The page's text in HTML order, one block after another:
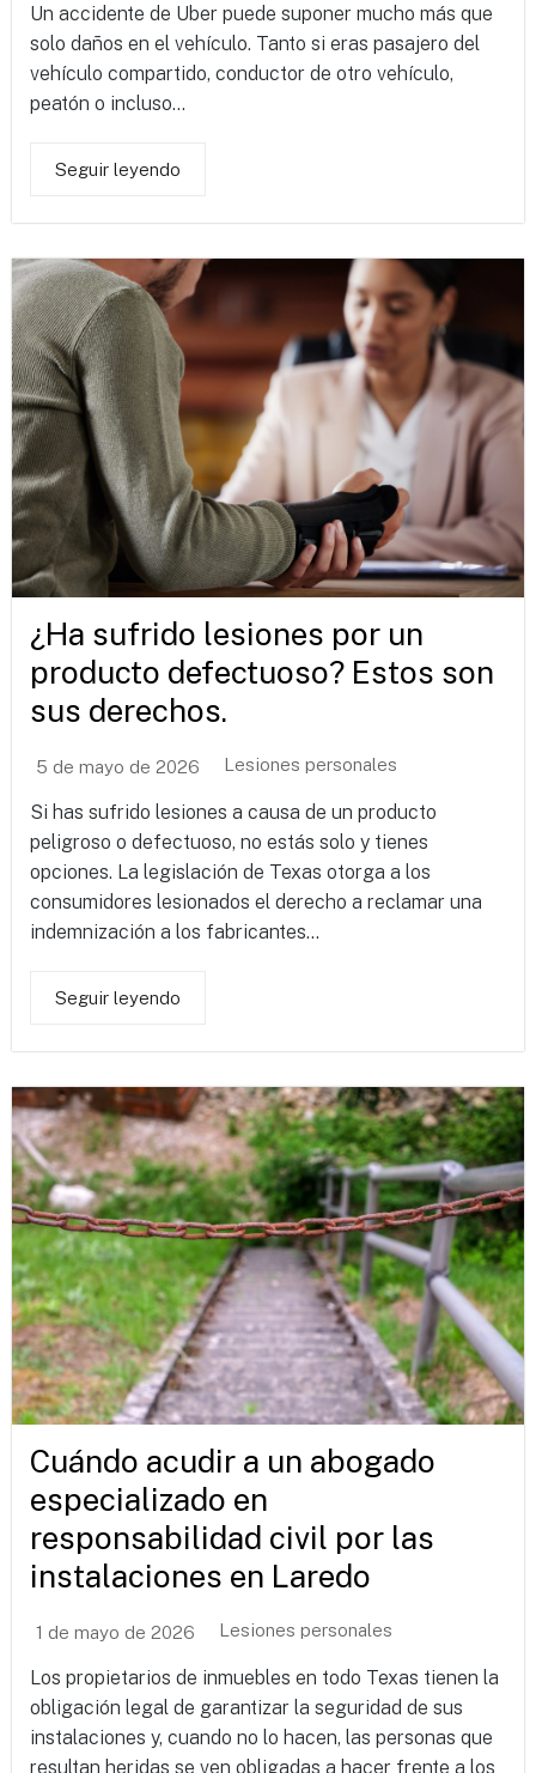
Un accidente de Uber puede suponer mucho más que
solo daños en el vehículo. Tanto si eras pasajero del
vehículo compartido, conductor de otro vehículo,
peatón o incluso...
Seguir leyendo
¿Ha sufrido lesiones por un
producto defectuoso? Estos son
sus derechos.
5 de mayo de 2026 Lesiones personales
Si has sufrido lesiones a causa de un producto
peligroso o defectuoso, no estás solo y tienes
opciones. La legislación de Texas otorga a los
consumidores lesionados el derecho a reclamar una
indemnización a los fabricantes...
Seguir leyendo
Cuándo acudir a un abogado
especializado en
responsabilidad civil por las
instalaciones en Laredo
1 de mayo de 2026 Lesiones personales
Los propietarios de inmuebles en todo Texas tienen la
obligación legal de garantizar la seguridad de sus
instalaciones y, cuando no lo hacen, las personas que
resultan heridas se ven obligadas a hacer frente a los